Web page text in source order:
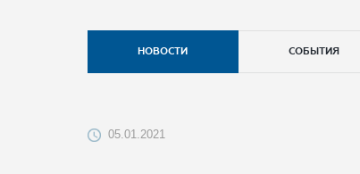
НОВОСТИ СОБЫТИЯ
05.01.2021